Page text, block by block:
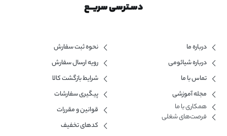
دسـترسی سریــع
درباره ما
درباره شیائومی
تماس با ما
مجله آموزشی
همکاری با ما​
فرصت‌های شغلی
نحوه ثبت سفارش
رویه ارسال سفارش
شرایط بازگشت کالا
پیگیری سفارشات
قوانین و مقررات
کدهای تخفیف